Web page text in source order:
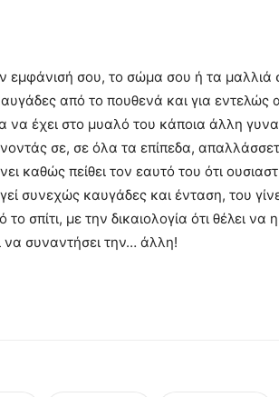
εμφάνισή σου, το σώμα σου ή τα
από το πουθενά και για
να έχει στο μυαλό του κάποια άλλη
σε, σε όλα τα επίπεδα,
καθώς πείθει τον εαυτό του ότι
συνεχώς καυγάδες και ένταση, του
σπίτι, με την δικαιολογία ότι θέλει να
συναντήσει την… άλλη!